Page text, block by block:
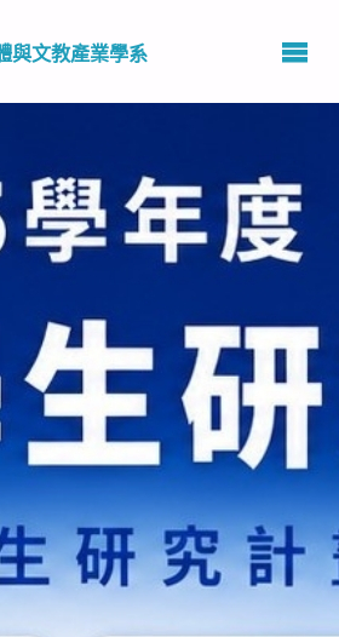
與文教產業學系